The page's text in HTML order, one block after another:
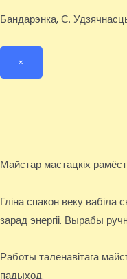
Бандарэнка, С.
×
Майстар мастацкіх
Гліна спакон веку
зарад энергіі. Вырабы
Работы таленавітага
падыход.